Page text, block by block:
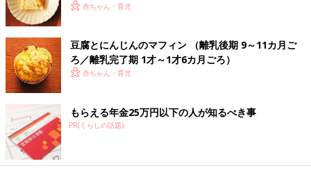
赤ちゃん・育児
豆腐とにんじんのマフィン （離乳後期 9～11カ月ご
ろ／離乳完了期 1才～1才6カ月ごろ）
赤ちゃん・育児
もらえる年金25万円以下の人が知るべき事
PR(くらしの話題)